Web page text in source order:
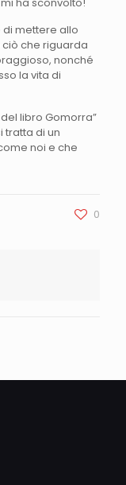
di mettere allo
che riguarda
nonché
la vita di
libro Gomorra”
tratta di un
noi e che
0